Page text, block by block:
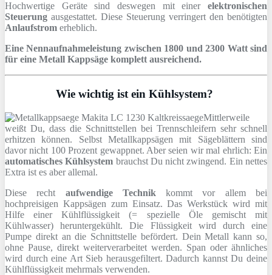
Hochwertige Geräte sind deswegen mit einer elektronischen
Steuerung ausgestattet. Diese Steuerung verringert den benötigten
Anlaufstrom erheblich.
Eine Nennaufnahmeleistung zwischen 1800 und 2300 Watt sind
für eine Metall Kappsäge komplett ausreichend.
Wie wichtig ist ein Kühlsystem?
Mittlerweile
weißt Du, dass die Schnittstellen bei Trennschleifern sehr schnell
erhitzen können. Selbst Metallkappsägen mit Sägeblättern sind
davor nicht 100 Prozent gewappnet. Aber seien wir mal ehrlich: Ein
automatisches Kühlsystem brauchst Du nicht zwingend. Ein nettes
Extra ist es aber allemal.
Diese recht aufwendige Technik kommt vor allem bei
hochpreisigen Kappsägen zum Einsatz. Das Werkstück wird mit
Hilfe einer Kühlflüssigkeit (= spezielle Öle gemischt mit
Kühlwasser) heruntergekühlt. Die Flüssigkeit wird durch eine
Pumpe direkt an die Schnittstelle befördert. Dein Metall kann so,
ohne Pause, direkt weiterverarbeitet werden. Span oder ähnliches
wird durch eine Art Sieb herausgefiltert. Dadurch kannst Du deine
Kühlflüssigkeit mehrmals verwenden.